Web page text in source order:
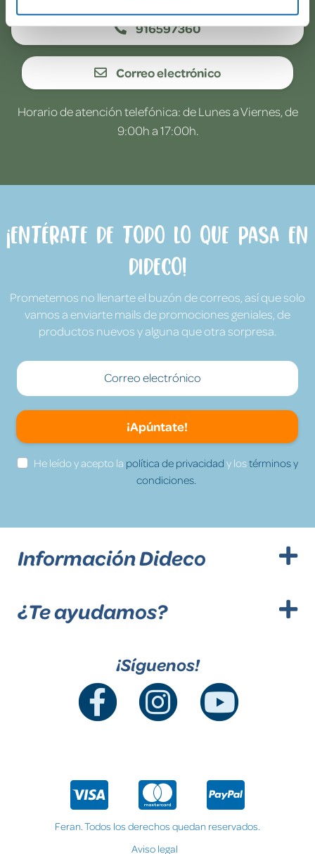
916597360
Correo electrónico
Horario de atención telefónica: de Lunes a Viernes, de
9:00h a 17:00h.
¡Entérate de todo lo que pasa en
Dideco!
Prometemos no llenarte el buzón de correos, así que solo
vamos a enviarte mails de promociones geniales, de
productos nuevos y alguna que otra sorpresa.
¡Apúntate!
He leído y acepto la política de privacidad y lostérminos y
condiciones.
Información Dideco
¿Te ayudamos?
¡Síguenos!
Feran. Todos los derechos quedan reservados.
Aviso legal